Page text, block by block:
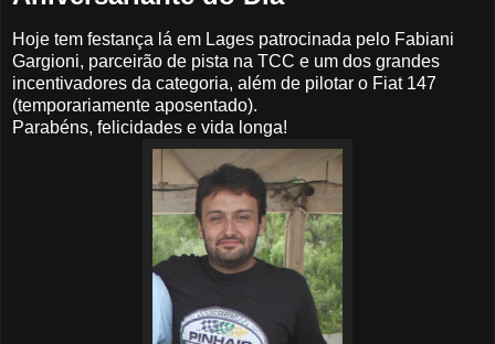
Hoje tem festança lá em Lages patrocinada pelo Fabiani
Gargioni, parceirão de pista na TCC e um dos grandes
incentivadores da categoria, além de pilotar o Fiat 147
(temporariamente aposentado).
Parabéns, felicidades e vida longa!